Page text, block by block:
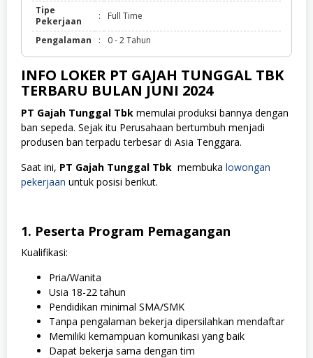
Tipe
Pekerjaan
: Full Time
Pengalaman : 0 - 2 Tahun
INFO LOKER PT GAJAH TUNGGAL TBK
TERBARU BULAN JUNI 2024
PT Gajah Tunggal Tbk memulai produksi bannya dengan
ban sepeda. Sejak itu Perusahaan bertumbuh menjadi
produsen ban terpadu terbesar di Asia Tenggara.
Saat ini, PT Gajah Tunggal Tbk membuka lowongan
pekerjaan untuk posisi berikut.
1. Peserta Program Pemagangan
Kualifikasi:
Pria/Wanita
Usia 18-22 tahun
Pendidikan minimal SMA/SMK
Tanpa pengalaman bekerja dipersilahkan mendaftar
Memiliki kemampuan komunikasi yang baik
Dapat bekerja sama dengan tim